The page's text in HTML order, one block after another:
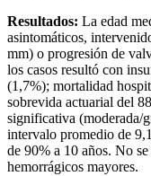
Resultados: La edad
asintomáticos,
mm) o progresión de
los casos resultó con
(1,7%); mortalidad
sobrevida actuarial del
significativa (moderada/
intervalo promedio de
de 90% a 10 años. No
hemorrágicos mayores.